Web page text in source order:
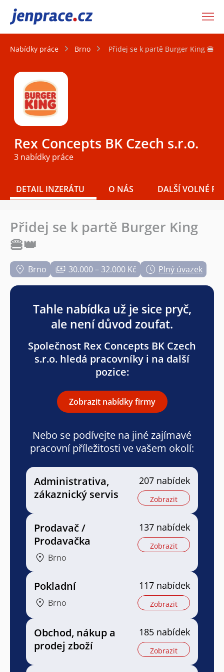
JenPráce.cz
Nabídky práce Brno Přidej se k partě Burger King 🍔👑
Rex Concepts BK Czech s.r.o.
3 nabídky práce
DETAIL INZERÁTU O NÁS DALŠÍ VOLNÉ
Přidej se k partě Burger King
🍔👑
Brno 30.000 – 32.000 Kč Plný úvazek
Tahle nabídka už je sice pryč,
ale není důvod zoufat.
Společnost Rex Concepts BK Czech
s.r.o. hledá pracovníky i na další
pozice:
Zobrazit nabídky firmy
Nebo se podívejte na jiné zajímavé
pracovní příležitosti ve vašem okolí:
Administrativa,
zákaznický servis
207 nabídek
Zobrazit
Prodavač /
Prodavačka
Brno
137 nabídek
Zobrazit
Pokladní
Brno
117 nabídek
Zobrazit
Obchod, nákup a
prodej zboží
185 nabídek
Zobrazit